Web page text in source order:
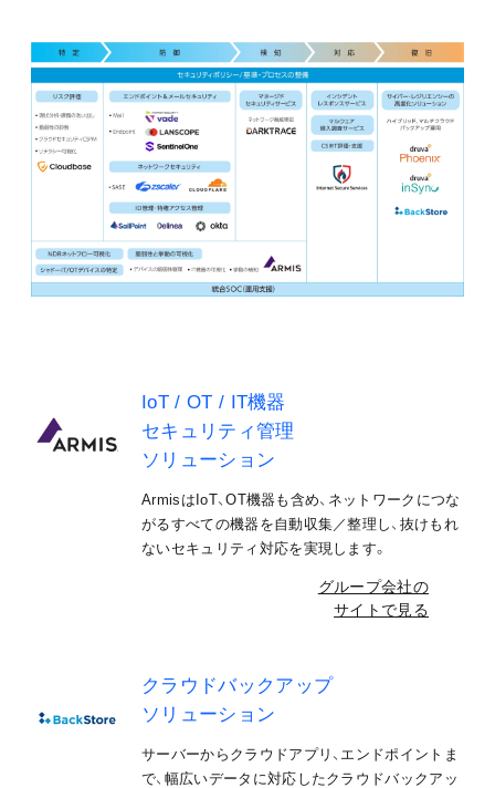
IoT / OT / IT機器
セキュリティ管理
ソリューション
ArmisはIoT、OT機器も含め、ネットワークにつな
がるすべての機器を自動収集／整理し、抜けもれ
ないセキュリティ対応を実現します。
グループ会社の
サイトで見る
クラウドバックアップ
ソリューション
サーバーからクラウドアプリ、エンドポイントま
で、幅広いデータに対応したクラウドバックアッ